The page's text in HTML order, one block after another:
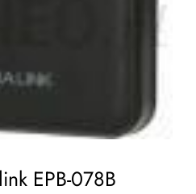
EPB-078B